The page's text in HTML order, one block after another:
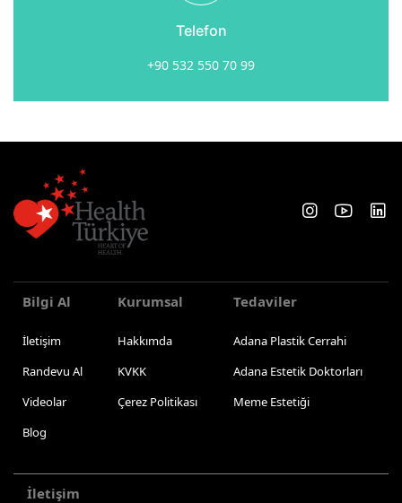
Telefon
+90 532 550 70 99
Bilgi Al
İletişim
Randevu Al
Videolar
Blog
Kurumsal
Hakkımda
KVKK
Çerez Politikası
Tedaviler
Adana Plastik Cerrahi
Adana Estetik Doktorları
Meme Estetiği
İletişim